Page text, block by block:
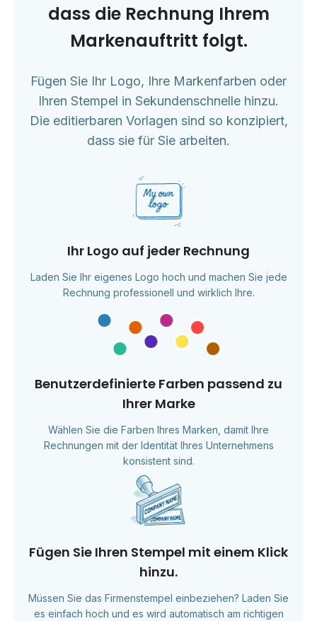
dass die Rechnung Ihrem
Markenauftritt folgt.
Fügen Sie Ihr Logo, Ihre Markenfarben oder
Ihren Stempel in Sekundenschnelle hinzu.
Die editierbaren Vorlagen sind so konzipiert,
dass sie für Sie arbeiten.
Ihr Logo auf jeder Rechnung
Laden Sie Ihr eigenes Logo hoch und machen Sie jede
Rechnung professionell und wirklich Ihre.
Benutzerdefinierte Farben passend zu
Ihrer Marke
Wählen Sie die Farben Ihres Marken, damit Ihre
Rechnungen mit der Identität Ihres Unternehmens
konsistent sind.
Fügen Sie Ihren Stempel mit einem Klick
hinzu.
Müssen Sie das Firmenstempel einbeziehen? Laden Sie
es einfach hoch und es wird automatisch am richtigen